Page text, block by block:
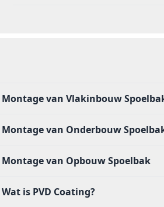
Montage van Vlakinbouw
Montage van Onderbouw
Montage van Opbouw Spoelbak
Wat is PVD Coating?